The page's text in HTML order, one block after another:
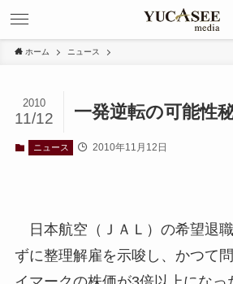
ホーム ニュース
一発逆転の可能性
2010
11/12
ニュース 2010年11月12日
日本航空（ＪＡＬ）の希望退
ずに整理解雇を示唆し、かつて